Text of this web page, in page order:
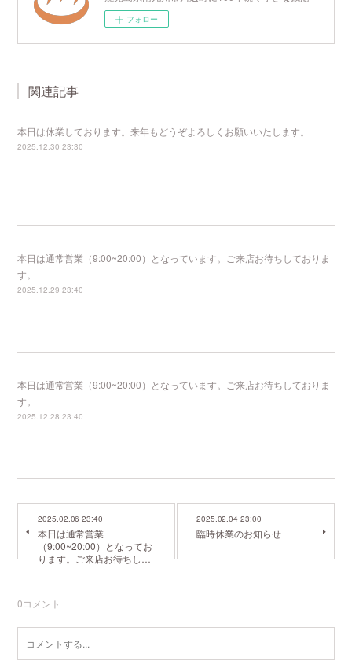
フォロー
関連記事
本日は休業しております。来年もどうぞよろしくお願いいたします。
2025.12.30 23:30
本日は通常営業（9:00~20:00）となっています。ご来店お待ちしておりま
す。
2025.12.29 23:40
本日は通常営業（9:00~20:00）となっています。ご来店お待ちしておりま
す。
2025.12.28 23:40
2025.02.06 23:40
本日は通常営業
（9:00~20:00）となってお
ります。ご来店お待ちし…
2025.02.04 23:00
臨時休業のお知らせ
0コメント